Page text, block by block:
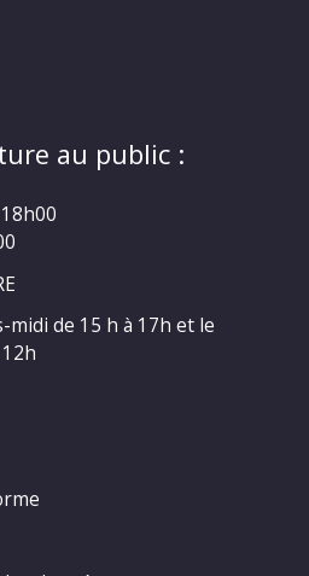
au public :
de 15 h à 17h et le